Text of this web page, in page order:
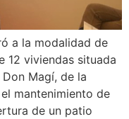
a la modalidad de
12 viviendas situada
Magí, de la
mantenimiento de
de un patio